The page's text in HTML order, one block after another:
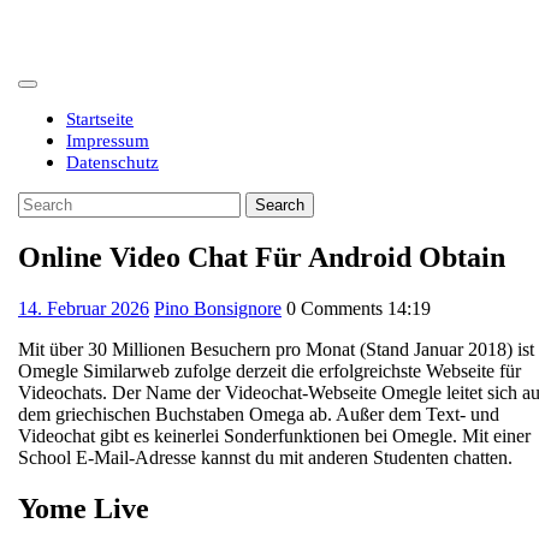
Open
ButtonStartseite
Impressum
Datenschutz
Close
Button
Search
for:
Online Video Chat Für Android Obtain
14. Februar 202614.
2026
Pino Bonsignore 0 Comments 14:19
Mit über 30 Millionen Besuchern pro Monat (Stand Januar 2018) ist
Omegle Similarweb zufolge derzeit die erfolgreichste Webseite für
Videochats. Der Name der Videochat-Webseite Omegle leitet sich
dem griechischen Buchstaben Omega ab. Außer dem Text- und
Videochat gibt es keinerlei Sonderfunktionen bei Omegle. Mit einer
School E-Mail-Adresse kannst du mit anderen Studenten chatten.
Yome Live